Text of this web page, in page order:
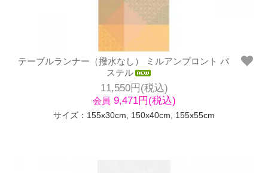
テーブルランナー（撥水なし） ミルアンプロント パ
ステル
11,550円(税込)
会員 9,471円(税込)
サイズ：155x30cm, 150x40cm, 155x55cm